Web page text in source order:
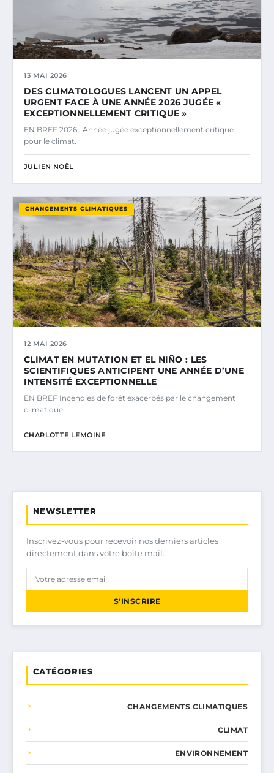
13 MAI 2026
DES CLIMATOLOGUES LANCENT UN APPEL
URGENT FACE À UNE ANNÉE 2026 JUGÉE «
EXCEPTIONNELLEMENT CRITIQUE »
EN BREF 2026 : Année jugée exceptionnellement critique
pour le climat.
JULIEN NOËL
CHANGEMENTS CLIMATIQUES
12 MAI 2026
CLIMAT EN MUTATION ET EL NIÑO : LES
SCIENTIFIQUES ANTICIPENT UNE ANNÉE D’UNE
INTENSITÉ EXCEPTIONNELLE
EN BREF Incendies de forêt exacerbés par le changement
climatique.
CHARLOTTE LEMOINE
NEWSLETTER
Inscrivez-vous pour recevoir nos derniers articles
directement dans votre boîte mail.
S'INSCRIRE
CATÉGORIES
CHANGEMENTS CLIMATIQUES
CLIMAT
ENVIRONNEMENT